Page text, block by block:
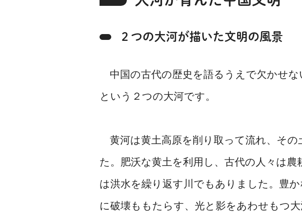
２つの大河が描いた文明の風景
中国の古代の歴史を語るうえで欠かせな
という２つの大河です。
黄河は黄土高原を削り取って流れ、その
た。肥沃な黄土を利用し、古代の人々は
は洪水を繰り返す川でもありました。豊
に破壊ももたらす、光と影をあわせもつ大